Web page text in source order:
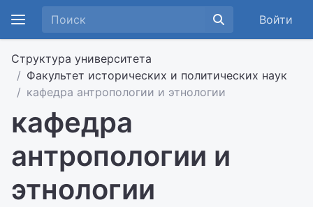
Войти
Структура университета
Факультет исторических и политических наук
кафедра антропологии и этнологии
кафедра
антропологии и
этнологии